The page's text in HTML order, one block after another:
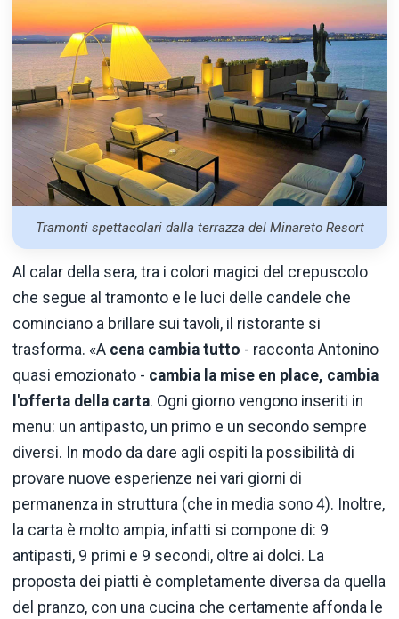
Tramonti spettacolari dalla terrazza del Minareto Resort
Al calar della sera, tra i colori magici del crepuscolo
che segue al tramonto e le luci delle candele che
cominciano a brillare sui tavoli, il ristorante si
trasforma. «A cena cambia tutto - racconta Antonino
quasi emozionato - cambia la mise en place, cambia
l'offerta della carta. Ogni giorno vengono inseriti in
menu: un antipasto, un primo e un secondo sempre
diversi. In modo da dare agli ospiti la possibilità di
provare nuove esperienze nei vari giorni di
permanenza in struttura (che in media sono 4). Inoltre,
la carta è molto ampia, infatti si compone di: 9
antipasti, 9 primi e 9 secondi, oltre ai dolci. La
proposta dei piatti è completamente diversa da quella
del pranzo, con una cucina che certamente affonda le